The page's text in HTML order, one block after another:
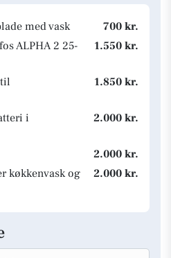
med vask
700 kr.
ALPHA 2 25-
1.550 kr.
1.850 kr.
i
2.000 kr.
2.000 kr.
køkkenvask og
2.000 kr.